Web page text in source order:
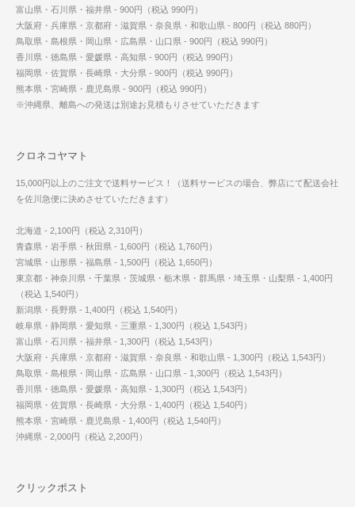
富山県・石川県・福井県 - 900円（税込 990円）
大阪府・兵庫県・京都府・滋賀県・奈良県・和歌山県 - 800円（税込 880円）
鳥取県・島根県・岡山県・広島県・山口県 - 900円（税込 990円）
香川県・徳島県・愛媛県・高知県 - 900円（税込 990円）
福岡県・佐賀県・長崎県・大分県 - 900円（税込 990円）
熊本県・宮崎県・鹿児島県 - 900円（税込 990円）
※沖縄県、離島への発送は別途お見積もりさせていただきます
クロネコヤマト
15,000円以上のご注文で送料サービス！（送料サービスの場合、弊店にて配送会社
を佐川急便に決めさせていただきます）
北海道 - 2,100円（税込 2,310円）
青森県・岩手県・秋田県 - 1,600円（税込 1,760円）
宮城県・山形県・福島県 - 1,500円（税込 1,650円）
東京都・神奈川県・千葉県・茨城県・栃木県・群馬県・埼玉県・山梨県 - 1,400円
（税込 1,540円）
新潟県・長野県 - 1,400円（税込 1,540円）
岐阜県・静岡県・愛知県・三重県 - 1,300円（税込 1,543円）
富山県・石川県・福井県 - 1,300円（税込 1,543円）
大阪府・兵庫県・京都府・滋賀県・奈良県・和歌山県 - 1,300円（税込 1,543円）
鳥取県・島根県・岡山県・広島県・山口県 - 1,300円（税込 1,543円）
香川県・徳島県・愛媛県・高知県 - 1,300円（税込 1,543円）
福岡県・佐賀県・長崎県・大分県 - 1,400円（税込 1,540円）
熊本県・宮崎県・鹿児島県 - 1,400円（税込 1,540円）
沖縄県 - 2,000円（税込 2,200円）
クリックポスト